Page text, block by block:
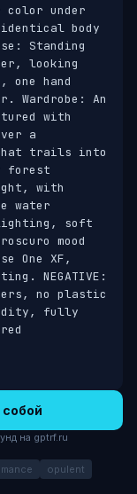
color under
body
Standing
looking
one hand
Wardrobe: An
with
a
that trails into
forest
with
water
soft
mood
One XF,
NEGATIVE:
no plastic
fully
на gptrf.ru
opulent